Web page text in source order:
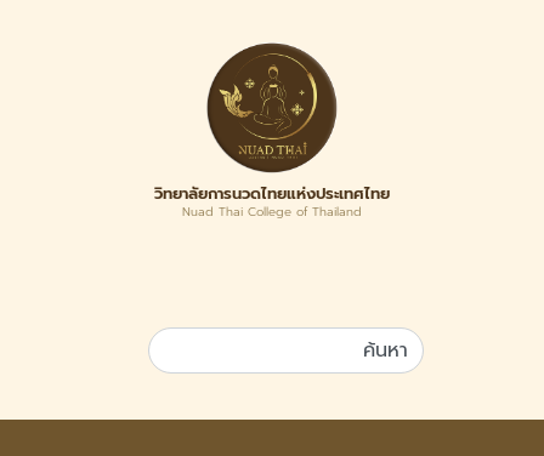
วิทยาลัยการนวดไทยแห่งประเทศไทย
Nuad Thai College of Thailand